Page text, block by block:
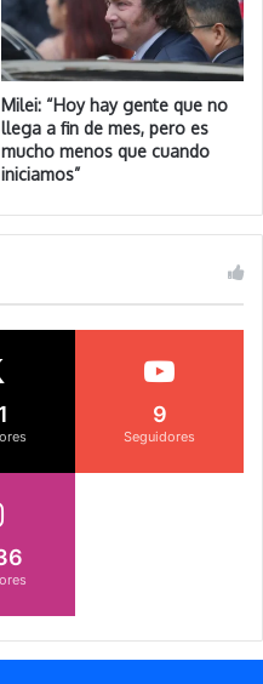
Milei: “Hoy hay gente que no
llega a fin de mes, pero es
mucho menos que cuando
iniciamos”
9
Seguidores